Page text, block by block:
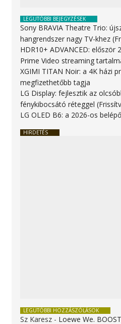
LEGUTÓBBI BEJEGYZÉSEK
Sony BRAVIA Theatre Trio:
hangrendszer nagy TV-khez
HDR10+ ADVANCED: először
Prime Video streaming
XGIMI TITAN Noir: a 4K házi
megfizethetőbb tagja
LG Display: fejlesztik az
fénykibocsátó réteggel
LG OLED B6: a 2026-os
HIRDETÉS
LEGUTÓBBI HOZZÁSZÓLÁSOK
Sz Karesz - Loewe We.